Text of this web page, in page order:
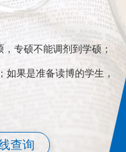
专硕不能调剂到学硕；
如果是准备读博的学生，
查询